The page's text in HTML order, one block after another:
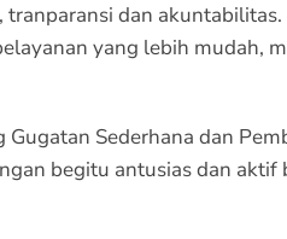
dan akuntabilitas.
yang lebih mudah,
Sederhana dan
begitu antusias dan